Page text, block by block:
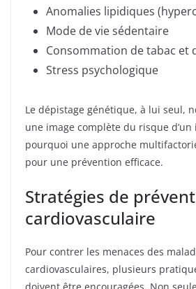
Anomalies lipidiques
Mode de vie sédentaire
Consommation de tabac et
Stress psychologique
Le dépistage génétique, à lui seul,
une image complète du risque d’un
pourquoi une approche
pour une prévention efficace.
Stratégies de
cardiovasculaire
Pour contrer les menaces des
cardiovasculaires, plusieurs
doivent être encouragées. Non